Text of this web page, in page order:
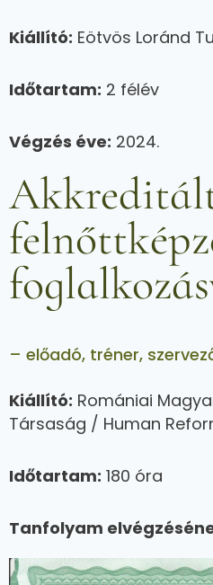
Kiállító: Eötvös Loránd
Időtartam: 2 félév
Végzés éve: 2024.
– előadó, tréner,
Kiállító: Romániai
Társaság / Human
Időtartam: 180 óra
Tanfolyam